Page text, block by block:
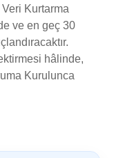
Kurtarma
ve en geç 30
hâlinde,
Kurulunca